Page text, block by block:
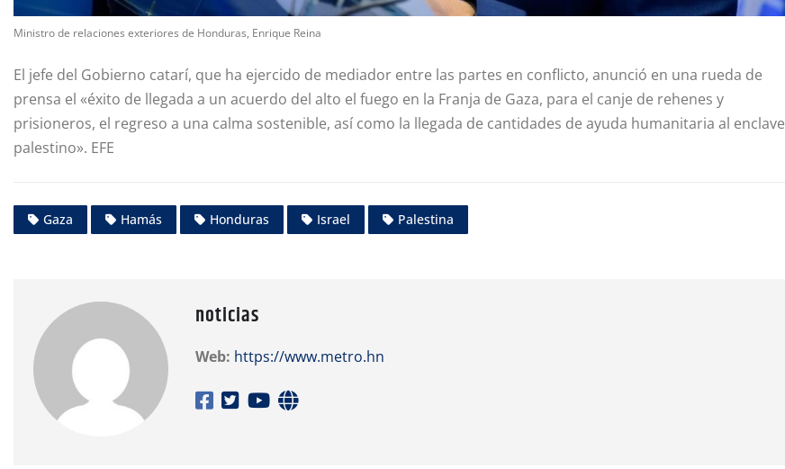
Ministro de relaciones exteriores de Honduras, Enrique Reina
El jefe del Gobierno catarí, que ha ejercido de mediador entre las partes en conflicto, anunció en una rueda de
prensa el «éxito de llegada a un acuerdo del alto el fuego en la Franja de Gaza, para el canje de rehenes y
prisioneros, el regreso a una calma sostenible, así como la llegada de cantidades de ayuda humanitaria al enclave
palestino». EFE
Gaza Hamás Honduras Israel Palestina
noticias
Web: https://www.metro.hn